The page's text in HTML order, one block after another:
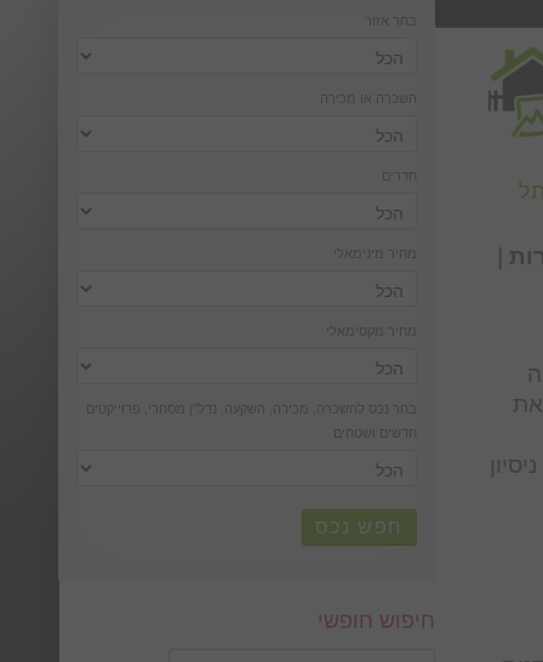
בחר אזור
השכרה או מכירה
חדרים
מחיר מינימאלי
מחיר מקסימאלי
בחר נכס להשכרה, מכירה, השקעה, נדל''ן מסחרי, פרוייקטים
חדשים ושטחים
חפש נכס
חיפוש חופשי
|